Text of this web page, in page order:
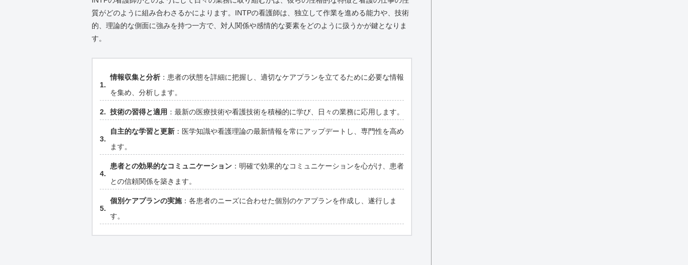
質がどのように組み合わさるかによります。INTPの看護師は、独立して作業を進める能力や、技術
的、理論的な側面に強みを持つ一方で、対人関係や感情的な要素をどのように扱うかが鍵となりま
す。
情報収集と分析 ：患者の状態を詳細に把握し、適切なケアプランを立てるために必要な情報
を集め、分析します。
技術の習得と適用 ：最新の医療技術や看護技術を積極的に学び、日々の業務に応用します。
自主的な学習と更新 ：医学知識や看護理論の最新情報を常にアップデートし、専門性を高め
ます。
患者との効果的なコミュニケーション ：明確で効果的なコミュニケーションを心がけ、患者
との信頼関係を築きます。
個別ケアプランの実施：各患者のニーズに合わせた個別のケアプランを作成し、遂行しま
す。